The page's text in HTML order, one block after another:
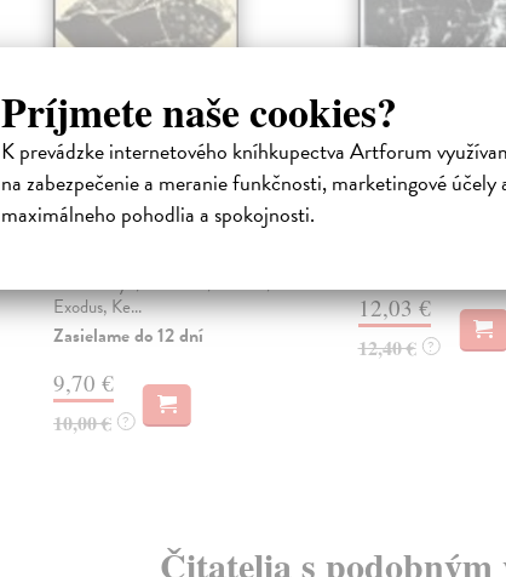
Príjmete naše cookies?
K prevádzke internetového kníhkupectva Artforum
na zabezpečenie a meranie funkčnosti, marketingové účely
maximálneho pohodlia a spokojnosti.
Ke komu mluvím
dnes
Vokolek Vladimír| Kniha
Další svazek z autorova díla
Exodus, Ke...
Zasielame do 12 dní
9,70 €
10,00 € ?
Vyprodaný
Vokolek Vladimír|
12,03 €
12,40 € ?
Čitatelia s